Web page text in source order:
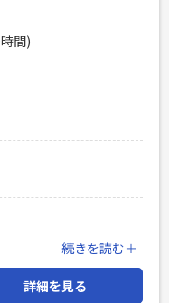
4年以上
験
間)
う。 現在の主な作業は
の開発作業 要件を確
計書作成からコーデ
続きを読む＋
詳細を見る